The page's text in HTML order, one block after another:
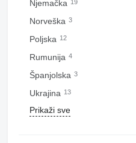
Njemačka 19
Norveška 3
Poljska 12
Rumunija 4
Španjolska 3
Ukrajina 13
Prikaži sve